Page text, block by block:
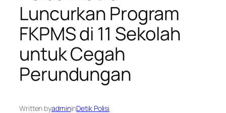
Luncurkan Program
FKPMS di 11 Sekolah
untuk Cegah
Perundungan
Written byadmininDetik Polisi